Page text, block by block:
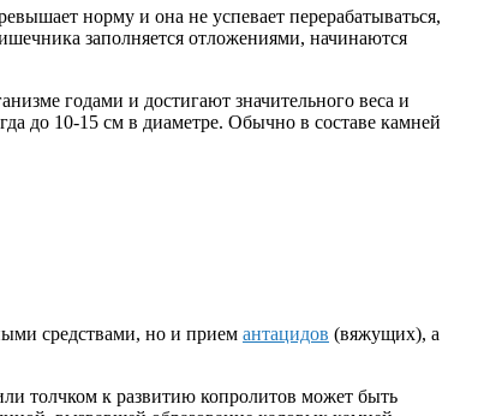
норму и она не успевает перерабатываться,
заполняется отложениями, начинаются
годами и достигают значительного веса и
до 10-15 см в диаметре. Обычно в составе камней
средствами, но и прием антацидов (вяжущих), а
толчком к развитию копролитов может быть